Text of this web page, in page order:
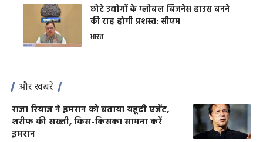
छोटे उद्योगों के ग्लोबल बिजनेस हाउस बनने
की राह होगी प्रशस्त: सीएम
भारत
और खबरें
राजा रियाज ने इमरान को बताया यहूदी एजेंट,
शरीफ की सख्ती, किस-किसका सामना करें
इमरान